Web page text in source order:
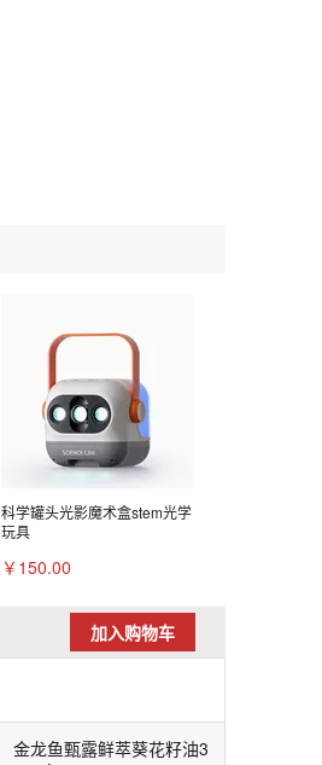
科学罐头光影魔术盒stem光学
玩具
￥150.00
加入购物车
金龙鱼甄露鲜萃葵花籽油3